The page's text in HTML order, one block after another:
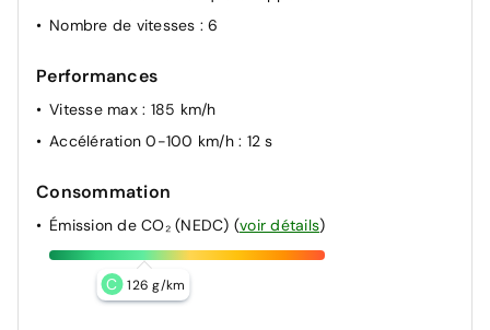
Nombre de vitesses : 6
Performances
Vitesse max : 185 km/h
Accélération 0-100 km/h : 12 s
Consommation
Émission de CO₂ (NEDC) (voir détails)
C 126 g/km